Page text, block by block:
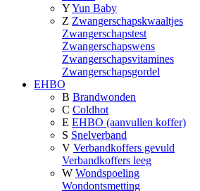
YYun Baby
Z Zwangerschapskwaaltjes
Zwangerschapstest
Zwangerschapswens
Zwangerschapsvitamines
Zwangerschapsgordel
EHBO
B Brandwonden
C Coldhot
E EHBO (aanvullen koffer)
S Snelverband
V Verbandkoffers gevuld
Verbandkoffers leeg
W Wondspoeling
Wondontsmetting